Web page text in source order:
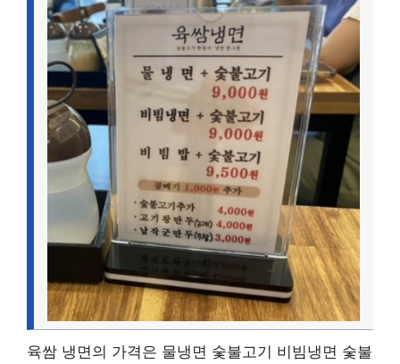
육쌈 냉면의 가격은 물냉면 숯불고기 비빔냉면 숯불